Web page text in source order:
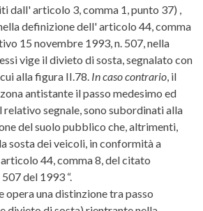
dall' articolo 3, comma 1, punto 37) ,
definizione dell' articolo 44, comma
15 novembre 1993, n. 507, nella
vige il divieto di sosta, segnalato con
alla figura II.78. In caso contrario, il
antistante il passo medesimo ed
segnale, sono subordinati alla
del suolo pubblico che, altrimenti,
sosta dei veicoli, in conformità a
44, comma 8, del citato
del 1993 “.
opera una distinzione tra passo